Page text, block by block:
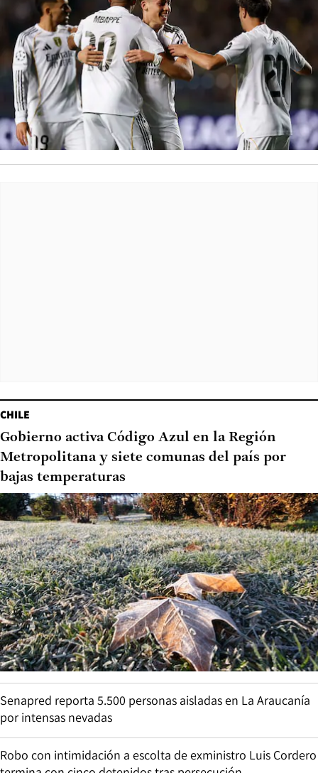
CHILE
Gobierno activa Código Azul en la Región
Metropolitana y siete comunas del país por
bajas temperaturas
Senapred reporta 5.500 personas aisladas en La Araucanía
por intensas nevadas
Robo con intimidación a escolta de exministro Luis Cordero